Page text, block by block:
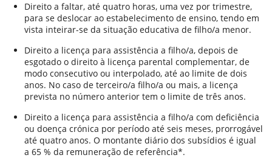
Direito a faltar, até quatro horas, uma vez por trimestre,
para se deslocar ao estabelecimento de ensino, tendo em
vista inteirar-se da situação educativa de filho/a menor.
Direito a licença para assistência a filho/a, depois de
esgotado o direito à licença parental complementar, de
modo consecutivo ou interpolado, até ao limite de dois
anos. No caso de terceiro/a filho/a ou mais, a licença
prevista no número anterior tem o limite de três anos.
Direito a licença para assistência a filho/a com deficiência
ou doença crónica por período até seis meses, prorrogável
até quatro anos. O montante diário dos subsídios é igual
a 65 % da remuneração de referência*.